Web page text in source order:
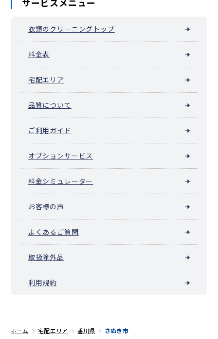
衣類のクリーニングトップ
料金表
宅配エリア
品質について
ご利用ガイド
オプションサービス
料金シミュレーター
お客様の声
よくあるご質問
取扱除外品
利用規約
ホーム 宅配エリア 香川県 さぬき市